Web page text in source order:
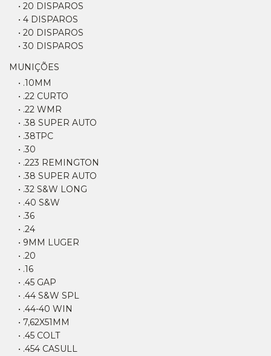
• 20 DISPAROS
• 4 DISPAROS
• 20 DISPAROS
• 30 DISPAROS
MUNIÇÕES
• .10MM
• .22 CURTO
• .22 WMR
• .38 SUPER AUTO
• .38TPC
• .30
• .223 REMINGTON
• .38 SUPER AUTO
• .32 S&W LONG
• .40 S&W
• .36
• .24
• 9MM LUGER
• .20
• .16
• .45 GAP
• .44 S&W SPL
• .44-40 WIN
• 7,62X51MM
• .45 COLT
• .454 CASULL